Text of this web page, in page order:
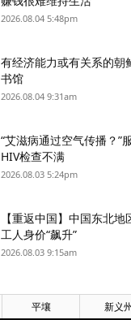
2026.08.04 5:48pm
有经济能力或有关系的朝
书馆
2026.08.04 9:31am
“艾滋病通过空气传播？”
HIV检查不满
2026.08.03 5:24pm
【重返中国】中国东北
工人身价“飙升”
2026.08.03 9:15am
平壤 新义